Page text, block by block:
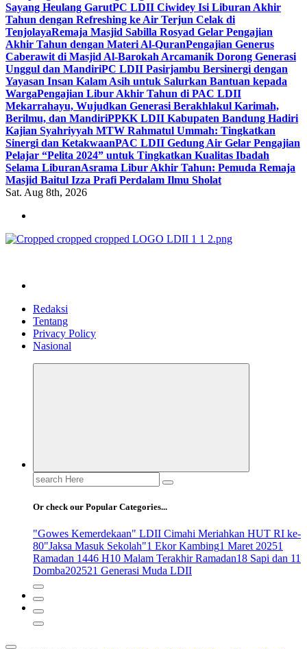
Sayang Heulang GarutPC LDII Ciwidey Isi Liburan Akhir
Tahun dengan Refreshing ke Air Terjun Celak di
TenjolayaRemaja Masjid Sabilla Rosyad Gelar Pengajian
Akhir Tahun dengan Materi Al-QuranPengajian Generus
Caberawit di Masjid Al-Barokah Arcamanik Dorong Generasi
Unggul dan MandiriPC LDII Pasirjambu Bersinergi dengan
Yayasan Insan Kalam Asih untuk Salurkan Bantuan kepada
WargaPengajian Libur Akhir Tahun di PAC LDII
Mekarrahayu, Wujudkan Generasi Berakhlakul Karimah,
Berilmu, dan MandiriPPKK LDII Kabupaten Bandung Hadiri
Kajian Syahriyyah MTW Rahmatul Ummah: Tingkatkan
Sinergi dan KetakwaanPAC LDII Gedung Air Gelar Pengajian
Pelajar “Pelita 2024” untuk Tingkatkan Kualitas Ibadah
Selama LiburanAsrama Libur Akhir Tahun: Pemuda Remaja
Masjid Baitul Izza Prafi Perdalam Ilmu Sholat
Sat. Aug 8th, 2026
Redaksi
Tentang
Privacy Policy
Nasional
Search
for:
Or check our Popular Categories...
"Gowes Kemerdekaan" LDII Cimahi Meriahkan HUT RI ke-
80"Jaksa Masuk Sekolah"1 Ekor Kambing1 Maret 20251
Ramadan 1446 H10 Malam Terakhir Ramadan18 Sapi dan 11
Domba202521 Generasi Muda LDII